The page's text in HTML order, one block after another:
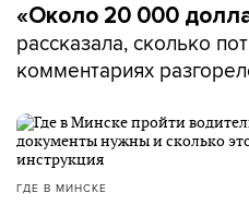
«Около 20 000
рассказала, сколько
комментариях
ГДЕ В МИНСКЕ